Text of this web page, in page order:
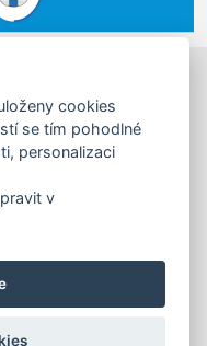
z. s.
01 Písek,
otava.fun
cookies
se tím pohodlné
personalizaci
v